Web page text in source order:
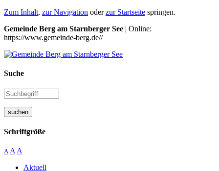
Zum Inhalt, zur Navigation oderzur Startseite springen.
Gemeinde Berg am Starnberger See | Online:
https://www.gemeinde-berg.de//
Suche
suchen
Schriftgröße
A A A
Aktuell